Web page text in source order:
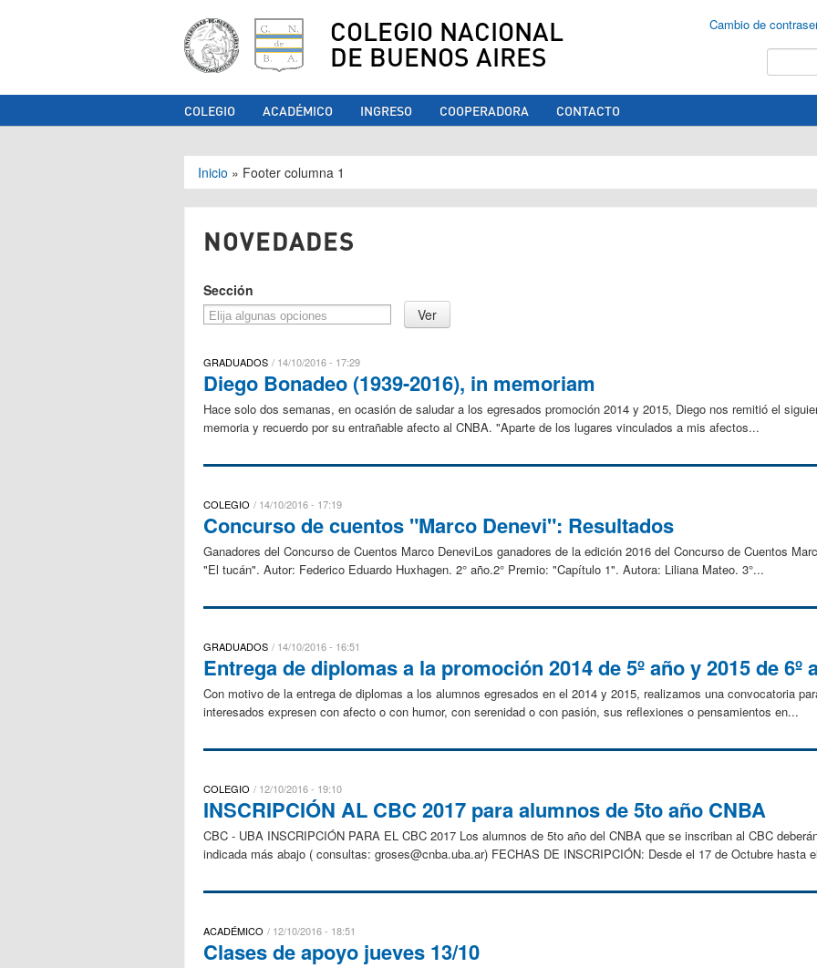
COLEGIO NACIONAL
DE BUENOS AIRES
Cambio de
COLEGIO ACADÉMICO INGRESO COOPERADORA CONTACTO
Se encuentra usted aquí
Inicio » Footer columna 1
NOVEDADES
Sección
GRADUADOS 14/10/2016 - 17:29
Diego Bonadeo (1939-2016), in memoriam
Hace solo dos semanas, en ocasión de saludar a los egresados promoción 2014 y 2015, Diego nos remitió el
memoria y recuerdo por su entrañable afecto al CNBA. "Aparte de los lugares vinculados a mis afectos...
COLEGIO 14/10/2016 - 17:19
Concurso de cuentos "Marco Denevi": Resultados
Ganadores del Concurso de Cuentos Marco DeneviLos ganadores de la edición 2016 del Concurso de Cuentos
"El tucán". Autor: Federico Eduardo Huxhagen. 2° año.2° Premio: "Capítulo 1". Autora: Liliana Mateo. 3°...
GRADUADOS 14/10/2016 - 16:51
Entrega de diplomas a la promoción 2014 de 5º año y 2015 de 6º
Con motivo de la entrega de diplomas a los alumnos egresados en el 2014 y 2015, realizamos una convocatoria
interesados expresen con afecto o con humor, con serenidad o con pasión, sus reflexiones o pensamientos en...
COLEGIO 12/10/2016 - 19:10
INSCRIPCIÓN AL CBC 2017 para alumnos de 5to año CNBA
CBC - UBA INSCRIPCIÓN PARA EL CBC 2017 Los alumnos de 5to año del CNBA que se inscriban al CBC
indicada más abajo ( consultas: groses@cnba.uba.ar) FECHAS DE INSCRIPCIÓN: Desde el 17 de Octubre hasta
ACADÉMICO 12/10/2016 - 18:51
Clases de apoyo jueves 13/10